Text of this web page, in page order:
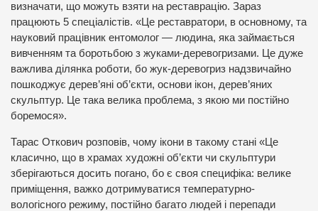
визначати, що можуть взяти на реставрацію. Зараз
працюють 5 спеціалістів. «Це реставратори, в основному, та
науковий працівник ентомолог — людина, яка займається
вивченням та боротьбою з жуками-деревогризами. Це дуже
важлива ділянка роботи, бо жук-деревогриз надзвичайно
пошкоджує дерев’яні об’єкти, основи ікон, дерев’яних
скульптур. Це така велика проблема, з якою ми постійно
боремося».
Тарас Откович розповів, чому ікони в такому стані «Це
класично, що в храмах художні об’єкти чи скульптури
зберігаються досить погано, бо є своя специфіка: велике
приміщення, важко дотримуватися температурно-
вологісного режиму, постійно багато людей і перепади